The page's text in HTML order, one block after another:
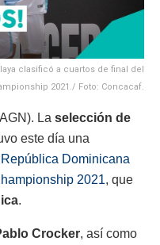
clasificó a cuartos de final del
2021./ Foto: Concacaf.
La selección de
este día una
República Dominicana
2021, que
.
Crocker, así como